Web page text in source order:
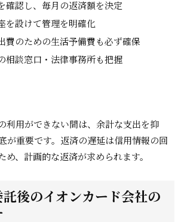
確認し、毎月の返済額を決定
を設けて管理を明確化
費のための生活予備費も必ず確保
相談窓口・法律事務所も把握
利用ができない間は、余計な支出を抑
が重要です。返済の遅延は信用情報の回
め、計画的な返済が求められます。
後のイオンカード会社の